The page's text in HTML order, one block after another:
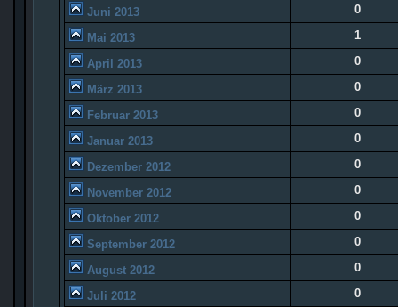
Juni 2013 0
Mai 2013 1
April 2013 0
März 2013 0
Februar 2013 0
Januar 2013 0
Dezember 2012 0
November 2012 0
Oktober 2012 0
September 2012 0
August 2012 0
Juli 2012 0